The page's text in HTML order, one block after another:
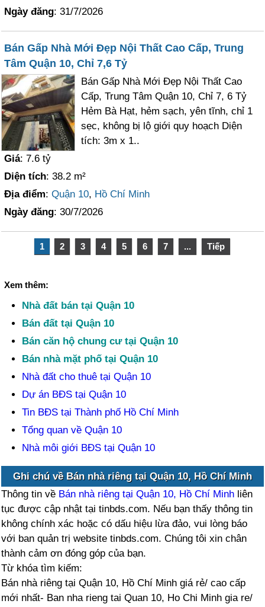
Ngày đăng: 31/7/2026
Bán Gấp Nhà Mới Đẹp Nội Thất Cao Cấp, Trung
Tâm Quận 10, Chỉ 7,6 Tỷ
Bán Gấp Nhà Mới Đẹp Nội Thất Cao
Cấp, Trung Tâm Quận 10, Chỉ 7, 6 Tỷ
Hẻm Bà Hạt, hẻm sạch, yên tĩnh, chỉ 1
sẹc, không bị lộ giới quy hoạch Diện
tích: 3m x 1..
Giá: 7.6 tỷ
Diện tích: 38.2 m²
Địa điểm:Quận 10, Hồ Chí Minh
Ngày đăng: 30/7/2026
1 2 3 4 5 6 7 ... Tiếp
Xem thêm:
Nhà đất bán tại Quận 10
Bán đất tại Quận 10
Bán căn hộ chung cư tại Quận 10
Bán nhà mặt phố tại Quận 10
Nhà đất cho thuê tại Quận 10
Dự án BĐS tại Quận 10
Tin BĐS tại Thành phố Hồ Chí Minh
Tổng quan về Quận 10
Nhà môi giới BĐS tại Quận 10
Ghi chú về Bán nhà riêng tại Quận 10, Hồ Chí Minh
Thông tin về Bán nhà riêng tại Quận 10, Hồ Chí Minh liên
tục được cập nhật tại tinbds.com. Nếu bạn thấy thông tin
không chính xác hoặc có dấu hiệu lừa đảo, vui lòng báo
với ban quản trị website tinbds.com. Chúng tôi xin chân
thành cảm ơn đóng góp của bạn.
Từ khóa tìm kiếm:
Bán nhà riêng tại Quận 10, Hồ Chí Minh giá rẻ/ cao cấp
mới nhất- Ban nha rieng tai Quan 10, Ho Chi Minh gia re/